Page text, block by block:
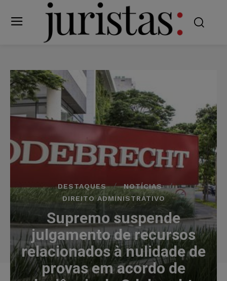
DESTAQUES
NOTÍCIAS
DIREITO ADMINISTRATIVO
Supremo suspende
julgamento de recursos
relacionados à nulidade de
provas em acordo de